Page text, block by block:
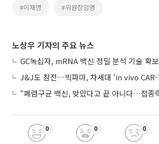
#이재명 #위원장임명
노상우 기자의 주요 뉴스
GC녹십자, mRNA 백신 정밀 분석 기술 확보
0 0 0